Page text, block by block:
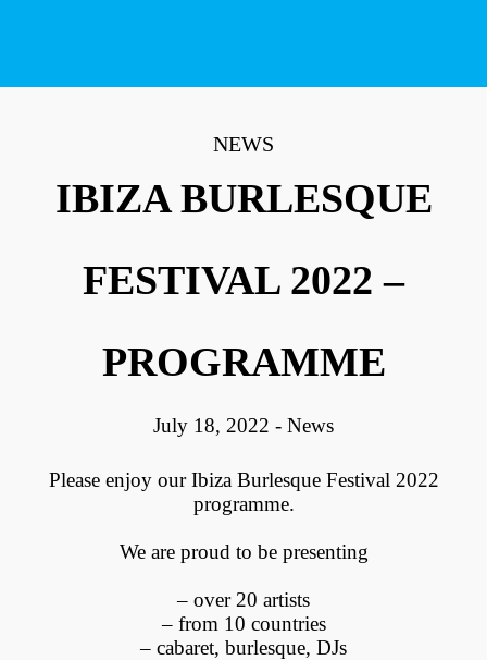
NEWS
IBIZA BURLESQUE
FESTIVAL 2022 –
PROGRAMME
July 18, 2022 - News
Please enjoy our Ibiza Burlesque Festival 2022
programme.
We are proud to be presenting
– over 20 artists
– from 10 countries
– cabaret, burlesque, DJs